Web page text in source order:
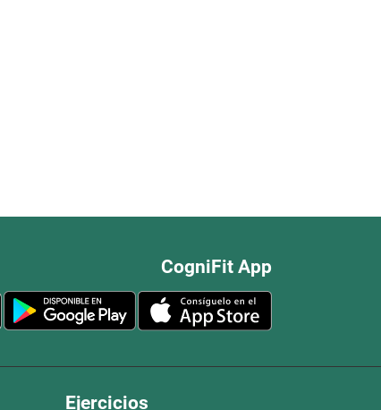
CogniFit App
Ejercicios